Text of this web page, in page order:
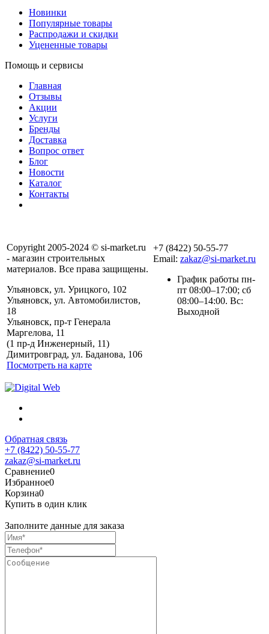
Новинки
Популярные товары
Распродажи и скидки
Уцененные товары
Помощь и сервисы
Главная
Отзывы
Акции
Услуги
Бренды
Доставка
Вопрос ответ
Блог
Новости
Каталог
Контакты
Copyright 2005-2024 © si-market.ru
- магазин строительных
материалов. Все права защищены.
Ульяновск, ул. Урицкого, 102
Ульяновск, ул. Автомобилистов,
18
Ульяновск, пр-т Генерала
Маргелова, 11
(1 пр-д Инженерный, 11)
Димитровград, ул. Баданова, 106
Посмотреть на карте
+7 (8422) 50-55-77
Email: zakaz@si-market.ru
График работы пн-
пт 08:00–17:00; сб
08:00–14:00. Вс:
Выходной
Обратная связь
+7 (8422) 50-55-77
zakaz@si-market.ru
Сравнение0
Избранное0
Корзина0
Купить в один клик
Заполните данные для заказа